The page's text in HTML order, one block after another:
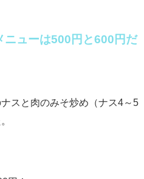
ニューは500円と600円だ
スと肉のみそ炒め（ナス4～5